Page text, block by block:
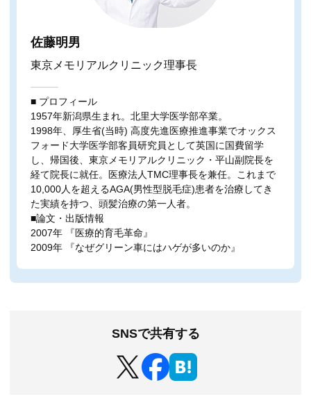
佐藤明男
東京メモリアルクリニック理事長
■ プロフィール
1957年新潟県生まれ。北里大学医学部卒業。
1998年、厚生省(当時) 高度先進医療推進事業でオックス
フォード大学医学部客員研究員として英国に国費留学
し、帰国後、東京メモリアルクリニック・平山副院長を
経て院長に就任。医療法人TMC理事長を兼任。これまで
10,000人を超えるAGA(男性型脱毛症)患者を治療してき
た実績を持つ、頭髪治療の第一人者。
■論文・出版情報
2007年 『医療的育毛革命』
2009年 『なぜグリーン車にはハゲが多いのか』
SNSで共有する